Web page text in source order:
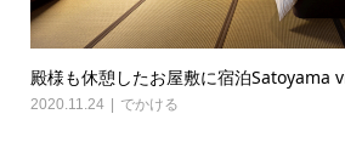
殿様も休憩したお屋敷に宿泊Satoyama
2020.11.24 でかける